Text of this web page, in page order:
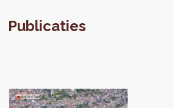
Publicaties